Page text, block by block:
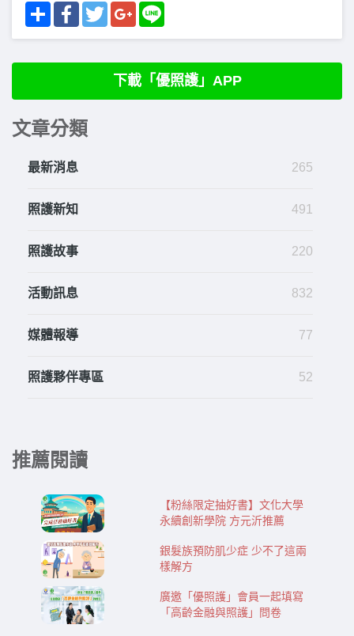
Share FacebookTwitterGoogle+
下載「優照護」APP
文章分類
最新消息 265
照護新知 491
照護故事 220
活動訊息 832
媒體報導 77
照護夥伴專區 52
推薦閱讀
【粉絲限定抽好書】文化大學
永續創新學院 方元沂推薦
銀髮族預防肌少症 少不了這兩
樣解方
廣邀「優照護」會員一起填寫
「高齡金融與照護」問卷